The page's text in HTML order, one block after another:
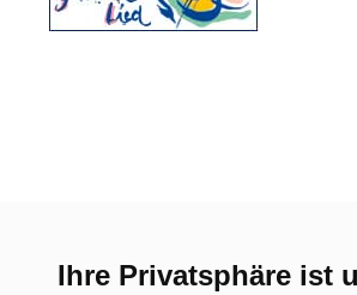
Ihre Privatsphäre ist